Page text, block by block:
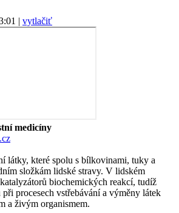
| vytlačiť
medicíny
látky, které spolu s bílkovinami, tuky a
složkám lidské stravy. V lidském
biochemických reakcí, tudíž
procesech vstřebávání a výměny látek
a živým organismem.